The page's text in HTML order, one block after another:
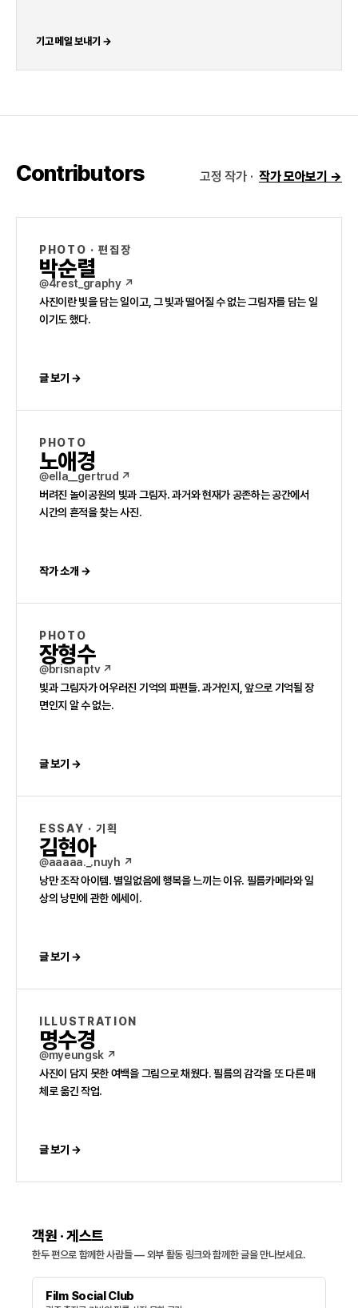
기고 메일 보내기 →
Contributors 고정 작가 · 작가 모아보기 →
PHOTO · 편집장
박순렬
@4rest_graphy ↗
사진이란 빛을 담는 일이고, 그 빛과 떨어질 수 없는 그림자를 담는 일
이기도 했다.
글 보기 →
PHOTO
노애경
@ella__gertrud ↗
버려진 놀이공원의 빛과 그림자. 과거와 현재가 공존하는 공간에서
시간의 흔적을 찾는 사진.
작가 소개 →
PHOTO
장형수
@brisnaptv ↗
빛과 그림자가 어우러진 기억의 파편들. 과거인지, 앞으로 기억될 장
면인지 알 수 없는.
글 보기 →
ESSAY · 기획
김현아
@aaaaa._.nuyh ↗
낭만 조작 아이템. 별일없음에 행복을 느끼는 이유. 필름카메라와 일
상의 낭만에 관한 에세이.
글 보기 →
ILLUSTRATION
명수경
@myeungsk ↗
사진이 담지 못한 여백을 그림으로 채웠다. 필름의 감각을 또 다른 매
체로 옮긴 작업.
글 보기 →
객원 · 게스트
한두 편으로 함께한 사람들 — 외부 활동 링크와 함께한 글을 만나보세요.
Film Social Club